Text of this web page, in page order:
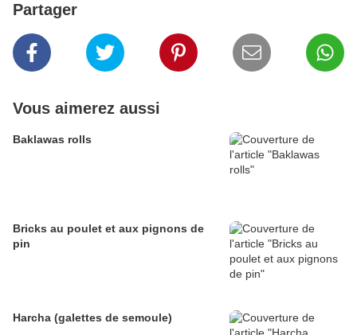
Partager
Vous aimerez aussi
Baklawas rolls
Bricks au poulet et aux pignons de
pin
Harcha (galettes de semoule)